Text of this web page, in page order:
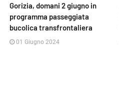
Gorizia, domani 2 giugno in
programma passeggiata
bucolica transfrontaliera
01 Giugno 2024